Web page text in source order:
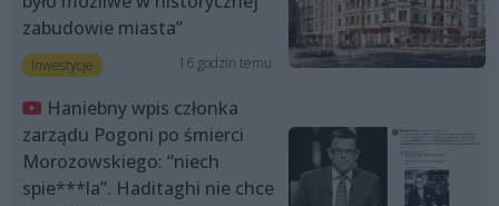
zabudowie miasta”
Inwestycje 16 godzin temu
Haniebny wpis członka
zarządu Pogoni po śmierci
Morozowskiego: “niech
spie***la”. Haditaghi nie chce